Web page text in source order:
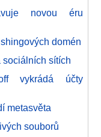
novou éru
domén
sociálních sítích
vykrádá účty
metasvěta
souborů